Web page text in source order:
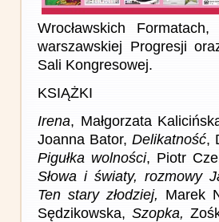
Wrocławskich
warszawskiej Progresji
Sali Kongresowej.
KSIĄŻKI
Irena, Małgorzata
Joanna Bator,Delikatność,
Pigułka wolności, Piotr
Słowa i światy, rozmowy
Ten stary złodziej, Marek
Sędzikowska, Szopka,